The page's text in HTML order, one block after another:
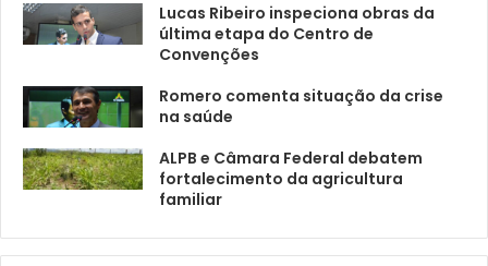
Lucas Ribeiro inspeciona obras da
última etapa do Centro de
Convenções
Romero comenta situação da crise
na saúde
ALPB e Câmara Federal debatem
fortalecimento da agricultura
familiar